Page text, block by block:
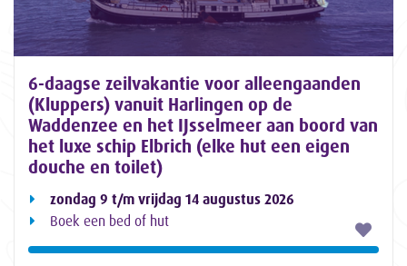
6-daagse zeilvakantie voor alleengaanden
(Kluppers) vanuit Harlingen op de
Waddenzee en het IJsselmeer aan boord van
het luxe schip Elbrich (elke hut een eigen
douche en toilet)
zondag 9 t/m vrijdag 14 augustus 2026
Boek een bed of hut